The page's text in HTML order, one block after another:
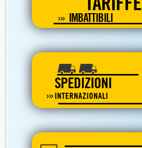
IMBATTIBILI
SPEDIZIONI
INTERNAZIONALI